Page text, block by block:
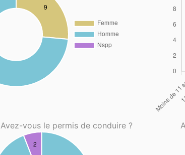
Avez-vous le permis de conduire ?